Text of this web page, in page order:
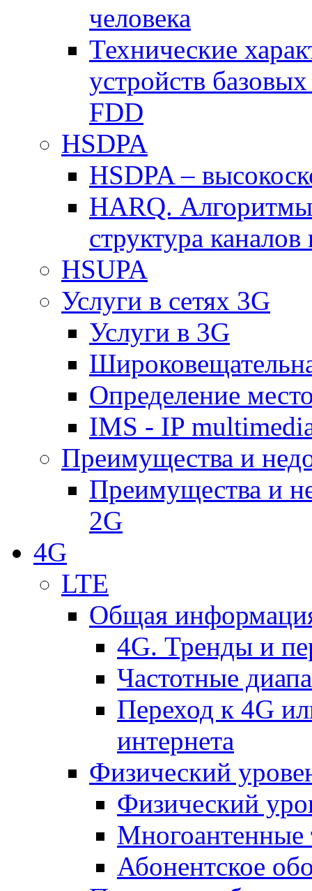
человека
Технические
устройств
FDD
HSDPA
HSDPA –
HARQ.
структура
HSUPA
Услуги в сетях 3G
Услуги в 3G
Определение
IMS - IP
Преимущества и
Преимущества и
2G
4G
LTE
Общая
4G. Тренды и
Частотные
Переход к 4G
интернета
Физический
Физический
Многоантенные
Абонентское